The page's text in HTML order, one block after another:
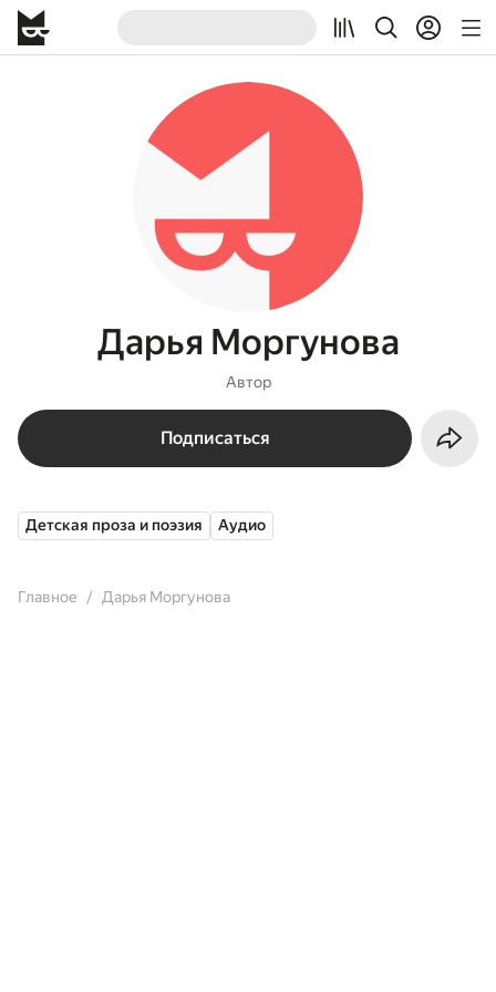
Дарья Моргунова
Автор
Подписаться
Детская проза и поэзия Аудио
Главное Дарья Моргунова